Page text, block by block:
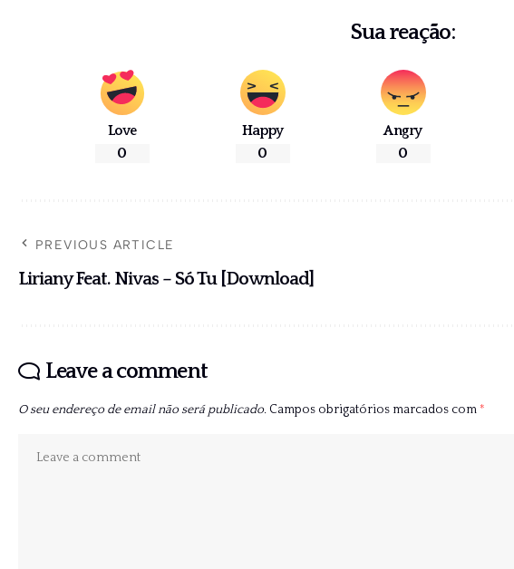
Sua reação:
Love
0
Happy
0
Angry
0
PREVIOUS ARTICLE
Liriany Feat. Nivas – Só Tu [Download]
Leave a comment
O seu endereço de email não será publicado. Campos obrigatórios marcados com*